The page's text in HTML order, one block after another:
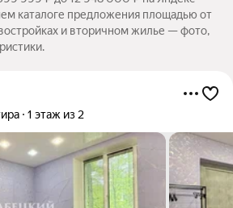
каталоге предложения площадью от
и вторичном жилье — фото,
1 этаж из 2